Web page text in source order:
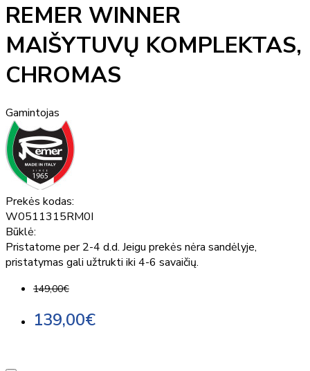
REMER WINNER
MAIŠYTUVŲ KOMPLEKTAS,
CHROMAS
Gamintojas
Prekės kodas:
W0511315RM0I
Būklė:
Pristatome per 2-4 d.d. Jeigu prekės nėra sandėlyje,
pristatymas gali užtrukti iki 4-6 savaičių.
149,00€
139,00€